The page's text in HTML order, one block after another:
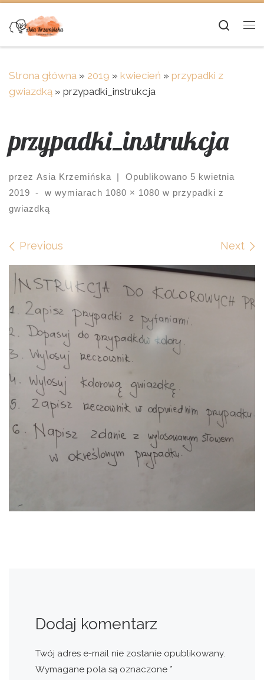
Skip to content
Strona główna » 2019 » kwiecień » przypadki z
gwiazdką » przypadki_instrukcja
przypadki_instrukcja
przez Asia Krzemińska | Opublikowano 5 kwietnia
2019
- w wymiarach 1080 × 1080 w przypadki z
gwiazdką
Images navigation
Previous Next
Dodaj komentarz
Twój adres e-mail nie zostanie opublikowany.
Wymagane pola są oznaczone *